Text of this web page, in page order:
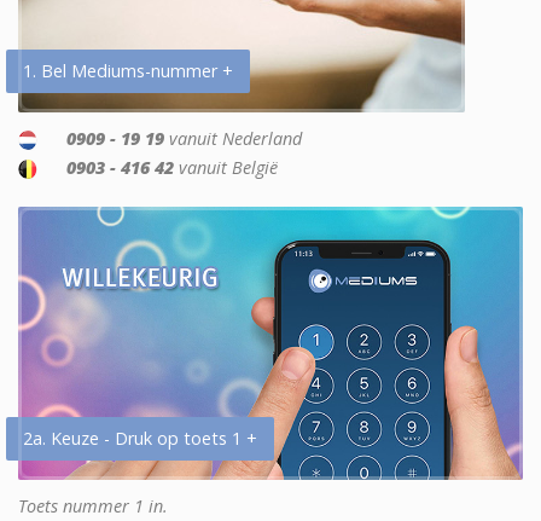
1. Bel Mediums-nummer +
0909 - 19 19 vanuit Nederland
0903 - 416 42 vanuit België
2a. Keuze - Druk op toets 1 +
Toets nummer 1 in.